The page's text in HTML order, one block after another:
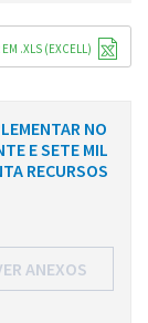
EM .XLS (EXCELL)
NO
E SETE MIL
RECURSOS
ANEXOS